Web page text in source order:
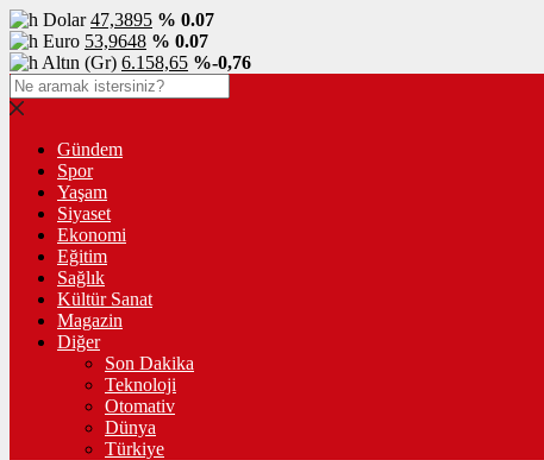
Dolar47,3895 % 0.07
Euro 53,9648 % 0.07
Altın (Gr) 6.158,65 %-0,76
Gündem
Spor
Yaşam
Siyaset
Ekonomi
Eğitim
Sağlık
Kültür Sanat
Magazin
Diğer
Son Dakika
Teknoloji
Otomativ
Dünya
Türkiye